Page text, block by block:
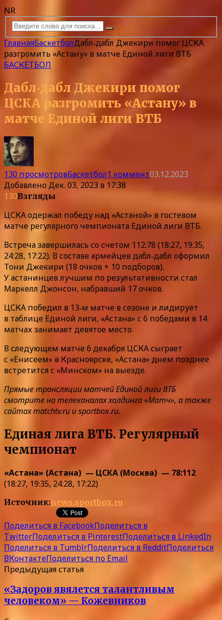
NR
ГлавнаяБаскетболДабл‑дабл Джекири помог ЦСКА
разгромить «Астану» в матче Единой лиги ВТБ
БАСКЕТБОЛ
Дабл‑дабл Джекири помог
ЦСКА разгромить «Астану» в
матче Единой лиги ВТБ
130 просмотровБаскетбол1 коммент03.12.2023
ДобавленоДек. 03, 2023 в 17:38
130Взгляды
ЦСКА одержал победу над «Астаной» в гостевом
матче регулярного чемпионата Единой лиги ВТБ.
Встреча завершилась со счетом 112:78 (18:27, 19:35,
24:28, 17:22). В составе армейцев дабл‑дабл оформил
Тони Джекири (18 очков + 10 подборов).
У астанинцев лучшим по результативности стал
Маркелл Джонсон, набравший 17 очков.
ЦСКА победил в 13‑м матче в сезоне и лидирует
в таблице Единой лиги, «Астана» с 6 победами в 14
матчах занимает девятое место.
В следующем матче 6 декабря ЦСКА сыграет
с «Енисеем» в Красноярске, «Астана» днем позднее
встретится с «Минском» на выезде.
Прямые трансляции матчей Единой лиги ВТБ
смотрите на телеканалах холдинга «Матч», а также
сайтах matchtv.ru и sportbox.ru.
Единая лига ВТБ. Регулярный
чемпионат
«Астана» (Астана) — ЦСКА (Москва) — 78:112
(18:27, 19:35, 24:28, 17:22)
Источник:news.sportbox.ru
Поделиться в FacebookПоделиться в
TwitterПоделиться в PinterestПоделиться в LinkedIn
Поделиться в TumblrПоделиться в RedditПоделиться
ВКонтактеПоделиться по Email
Предыдущая статья
«Задоров явялется талантливым
человеком» — Кожевников